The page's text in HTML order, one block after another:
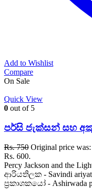
Add to Wishlist
Compare
On Sale
Quick View
0 out of 5
පර්සි ජැක්සන් සහ
Rs.750 Original price
Rs. 600.
Percy Jackson and the
ආරියතිලක - Savindi
ප්‍රකාශකයෝ - Ashirwada